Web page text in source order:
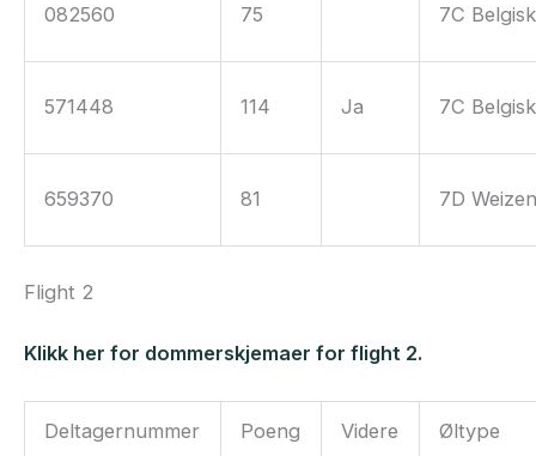
082560 75 7C
571448 114 Ja 7C
659370 81 7D
Flight 2
Klikk her for dommerskjemaer for flight 2.
Deltagernummer Poeng Videre Øltype